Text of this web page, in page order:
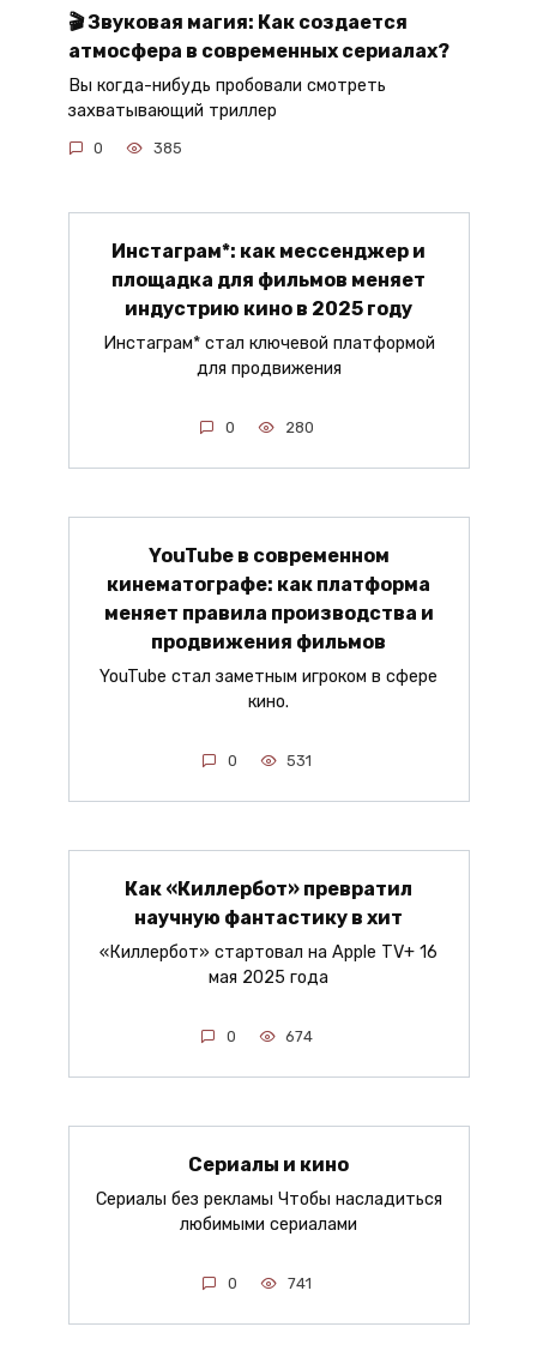
🎬 Звуковая магия: Как создается
атмосфера в современных сериалах?
Вы когда-нибудь пробовали смотреть
захватывающий триллер
0 385
Инстаграм*: как мессенджер и
площадка для фильмов меняет
индустрию кино в 2025 году
Инстаграм* стал ключевой платформой
для продвижения
0 280
YouTube в современном
кинематографе: как платформа
меняет правила производства и
продвижения фильмов
YouTube стал заметным игроком в сфере
кино.
0 531
Как «Киллербот» превратил
научную фантастику в хит
«Киллербот» стартовал на Apple TV+ 16
мая 2025 года
0 674
Сериалы и кино
Сериалы без рекламы Чтобы насладиться
любимыми сериалами
0 741